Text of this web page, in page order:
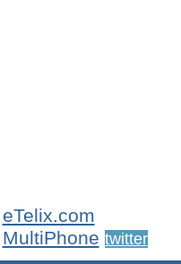
eTelix.com
MultiPhone twitter